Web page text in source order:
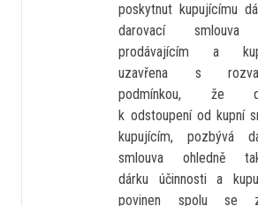
poskytnut kupujícímu
darovací smlouva
prodávajícím a
uzavřena s
podmínkou, že
k odstoupení od kupní
kupujícím, pozbývá
smlouva ohledně
dárku účinnosti a
povinen spolu se